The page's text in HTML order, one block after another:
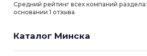
Средний рейтинг всех компаний раздела:
основании 1 отзыва
Каталог Минска